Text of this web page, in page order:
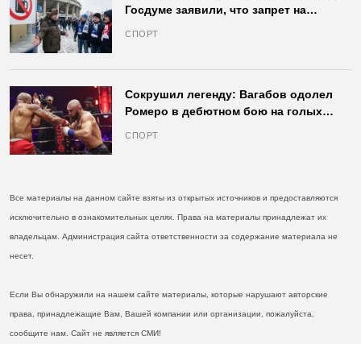
Госдуме заявили, что запрет на
СПОРТ
Сокрушил легенду: Вагабов одолел
Ромеро в дебютном бою на голых
СПОРТ
Все материалы на данном сайте взяты из открытых источников и предоставляются
исключительно в ознакомительных целях. Права на материалы принадлежат их
владельцам. Администрация сайта ответственности за содержание материала не
несет.
Если Вы обнаружили на нашем сайте материалы, которые нарушают авторские
права, принадлежащие Вам, Вашей компании или организации, пожалуйста,
сообщите нам. Сайт не является СМИ!